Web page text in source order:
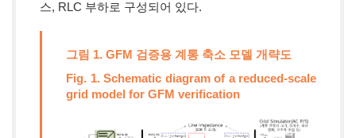
스, RLC 부하로 구성되어 있다.
그림 1. GFM 검증용 계통 축소 모델 개략도
Fig. 1. Schematic diagram of a reduced-scale
grid model for GFM verification